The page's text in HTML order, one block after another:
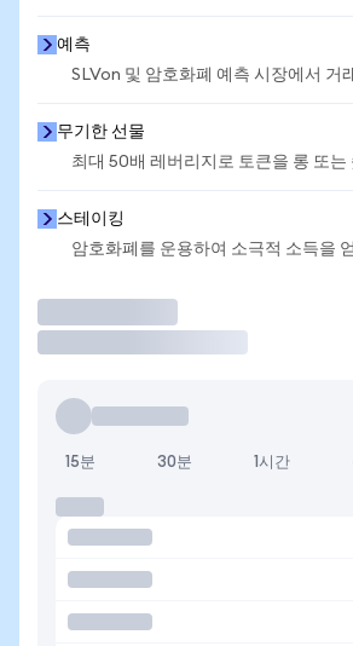
예측
SLVon 및 암호화폐 예측 시장에서 거
무기한 선물
최대 50배 레버리지로 토큰을 롱 또는
스테이킹
암호화폐를 운용하여 소극적 소득을
15분 30분 1시간